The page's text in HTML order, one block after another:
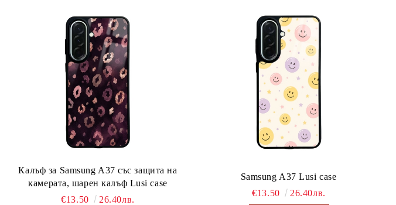
Калъф за Samsung A37 със защита на
камерата, шарен калъф Lusi case
€13.50
26.40лв.
Samsung A37 Lusi case
€13.50
26.40лв.